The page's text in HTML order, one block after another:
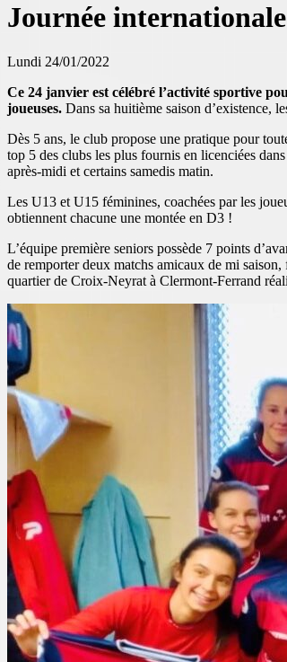
Journée
Lundi 24/01/2022
Ce 24 janvier est célébré l’activité sportive
joueuses. Dans sa huitième saison d’existence,
Dès 5 ans, le club propose une pratique pour
top 5 des clubs les plus fournis en licenciées
après-midi et certains samedis matin.
Les U13 et U15 féminines, coachées par les
obtiennent chacune une montée en D3 !
L’équipe première seniors possède 7 points
de remporter deux matchs amicaux de mi
quartier de Croix-Neyrat à Clermont-Ferrand